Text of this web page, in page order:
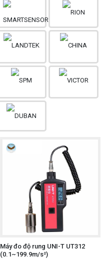
Máy đo độ rung UNI-T UT312
(0.1~199.9m/s²)